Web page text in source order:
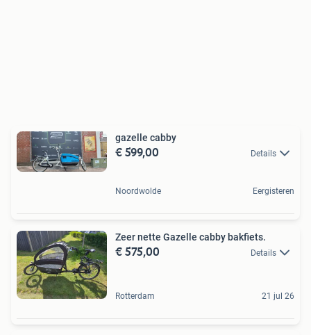
gazelle cabby
€ 599,00 Details
Noordwolde Eergisteren
Zeer nette Gazelle cabby bakfiets.
€ 575,00 Details
Rotterdam 21 jul 26